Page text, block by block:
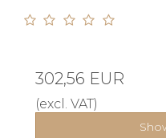
302,56 EUR
(excl. VAT)